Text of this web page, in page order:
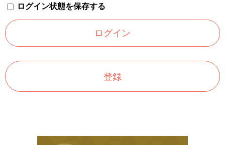
ログイン状態を保存する
登録